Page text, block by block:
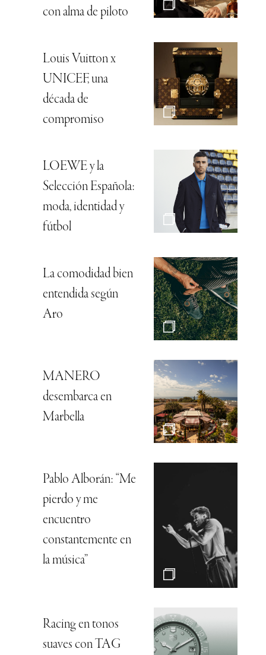
con alma de piloto
Louis Vuitton x
UNICEF, una
década de
compromiso
LOEWE y la
Selección Española:
moda, identidad y
fútbol
La comodidad bien
entendida según
Aro
MANERO
desembarca en
Marbella
Pablo Alborán: “Me
pierdo y me
encuentro
constantemente en
la música”
Racing en tonos
suaves con TAG